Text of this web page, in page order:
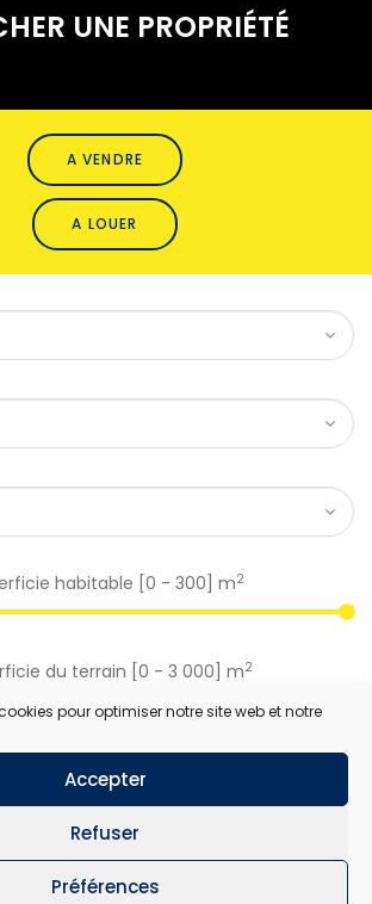
pour optimiser notre site web et notre
Accepter
Refuser
Préférences
UNE PROPRIÉTÉ
A VENDRE
A LOUER
habitable [ 0 - 300 ] m2
du terrain [ 0 - 3 000 ] m2
RECHERCHER